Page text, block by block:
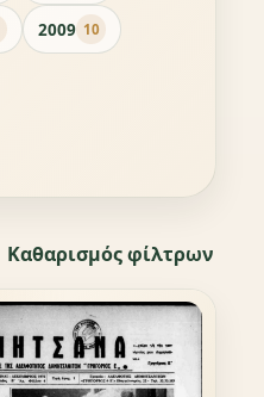
2009 10
Καθαρισμός φίλτρων